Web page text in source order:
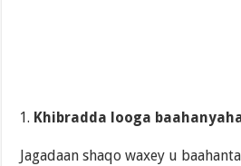
Khibradda looga
Jagadaan shaqo waxey u